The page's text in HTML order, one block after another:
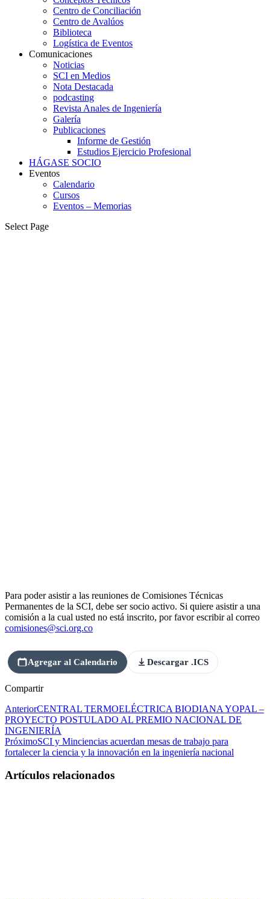
Centro de Conciliación
Centro de Avalúos
Biblioteca
Logística de Eventos
Comunicaciones
Noticias
SCI en Medios
Nota Destacada
podcasting
Revista Anales de Ingeniería
Galería
Publicaciones
Informe de Gestión
Estudios Ejercicio Profesional
HÁGASE SOCIO
Eventos
Calendario
Cursos
Eventos – Memorias
Select Page
Para poder asistir a las reuniones de Comisiones Técnicas
Permanentes de la SCI, debe ser socio activo. Si quiere asistir a una
comisión a la cual usted no está inscrito, por favor escribir al correo
comisiones@sci.org.co
Agregar al Calendario Descargar .ICS
Compartir
AnteriorCENTRAL TERMOELÉCTRICA BIODIANA YOPAL –
PROYECTO POSTULADO AL PREMIO NACIONAL DE
INGENIERÍA
PróximoSCI y Minciencias acuerdan mesas de trabajo para
fortalecer la ciencia y la innovación en la ingeniería nacional
Artículos relacionados